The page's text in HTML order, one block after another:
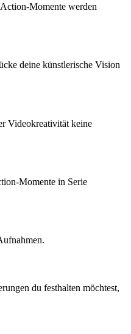
Momente werden
deine künstlerische Vision
Videokreativität keine
Momente in Serie
du festhalten möchtest,